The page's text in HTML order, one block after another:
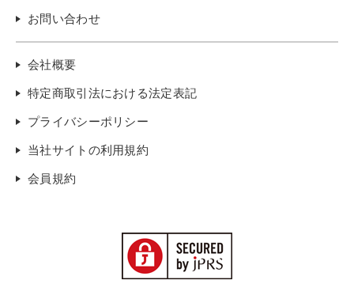
お問い合わせ
会社概要
特定商取引法における法定表記
プライバシーポリシー
当社サイトの利用規約
会員規約